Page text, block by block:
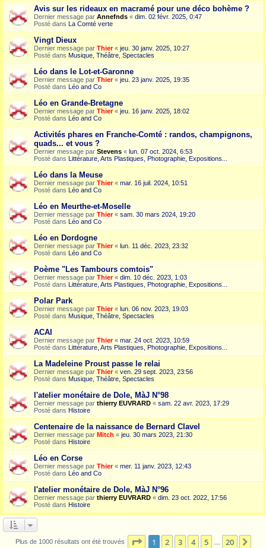
Avis sur les rideaux en macramé pour une déco bohème ?
Dernier message par Annefnds « dim. 02 févr. 2025, 0:47
Posté dans La Comté verte
Vingt Dieux
Dernier message par Thier« jeu. 30 janv. 2025, 10:27
Posté dans Musique, Théâtre, Spectacles
Léo dans le Lot-et-Garonne
Dernier message par Thier« jeu. 23 janv. 2025, 19:35
Posté dans Léo and Co
Léo en Grande-Bretagne
Dernier message par Thier« jeu. 16 janv. 2025, 18:02
Posté dans Léo and Co
Activités phares en Franche-Comté : randos, champignons,
quads... et vous ?
Dernier message par Stevens « lun. 07 oct. 2024, 6:53
Posté dans Littérature, Arts Plastiques, Photographie, Expositions...
Léo dans la Meuse
Dernier message par Thier« mar. 16 juil. 2024, 10:51
Posté dans Léo and Co
Léo en Meurthe-et-Moselle
Dernier message par Thier« sam. 30 mars 2024, 19:20
Posté dans Léo and Co
Léo en Dordogne
Dernier message par Thier« lun. 11 déc. 2023, 23:32
Posté dans Léo and Co
Poème "Les Tambours comtois"
Dernier message par Thier« dim. 10 déc. 2023, 1:03
Posté dans Littérature, Arts Plastiques, Photographie, Expositions...
Polar Park
Dernier message par Thier« lun. 06 nov. 2023, 19:03
Posté dans Musique, Théâtre, Spectacles
ACAI
Dernier message par Thier« mar. 24 oct. 2023, 10:59
Posté dans Littérature, Arts Plastiques, Photographie, Expositions...
La Madeleine Proust passe le relai
Dernier message par Thier« ven. 29 sept. 2023, 23:56
Posté dans Musique, Théâtre, Spectacles
l'atelier monétaire de Dole, MàJ N°98
Dernier message par thierry EUVRARD « sam. 22 avr. 2023, 17:29
Posté dans Histoire
Centenaire de la naissance de Bernard Clavel
Dernier message par Mitch « jeu. 30 mars 2023, 21:30
Posté dans Histoire
Léo en Corse
Dernier message par Thier« mer. 11 janv. 2023, 12:43
Posté dans Léo and Co
l'atelier monétaire de Dole, MàJ N°96
Dernier message par thierry EUVRARD « dim. 23 oct. 2022, 17:56
Posté dans Histoire
Plus de 1000 résultats ont été trouvés Page 1sur20
1 2 3 4 5 20